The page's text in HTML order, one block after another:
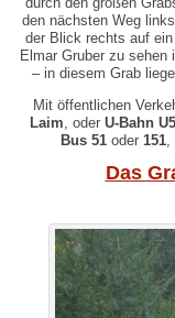
den nächsten Weg
der Blick rechts auf
Elmar Gruber zu sehen
– in diesem Grab
Mit öffentlichen
Laim , oder U-Bahn U5
Bus 51 oder 151
Das